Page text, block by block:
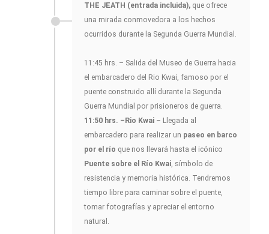
THE JEATH (entrada incluida), que ofrece
una mirada conmovedora a los hechos
ocurridos durante la Segunda Guerra Mundial.
11:45 hrs. – Salida del Museo de Guerra hacia
el embarcadero del Rio Kwai, famoso por el
puente construido allí durante la Segunda
Guerra Mundial por prisioneros de guerra.
11:50 hrs. –Rio Kwai – Llegada al
embarcadero para realizar un paseo en barco
por el río que nos llevará hasta el icónico
Puente sobre el Río Kwai , símbolo de
resistencia y memoria histórica. Tendremos
tiempo libre para caminar sobre el puente,
tomar fotografías y apreciar el entorno
natural.